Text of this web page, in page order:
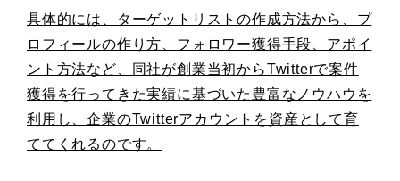
具体的には、ターゲットリストの作成方法から、プ
ロフィールの作り方、フォロワー獲得手段、アポイ
ント方法など、同社が創業当初からTwitterで案件
獲得を行ってきた実績に基づいた豊富なノウハウを
利用し、企業のTwitterアカウントを資産として育
ててくれるのです。